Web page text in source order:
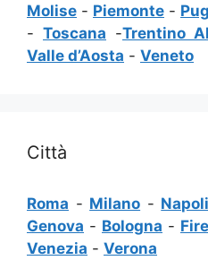
Molise - Piemonte -
- Toscana -Trentino
Valle d’Aosta - Veneto
Città
Roma - Milano - Napoli
Genova - Bologna -
Venezia - Verona